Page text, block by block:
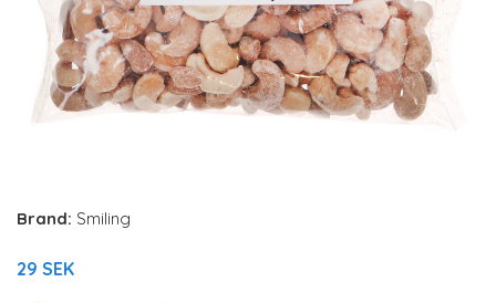
Brand: Smiling
29 SEK